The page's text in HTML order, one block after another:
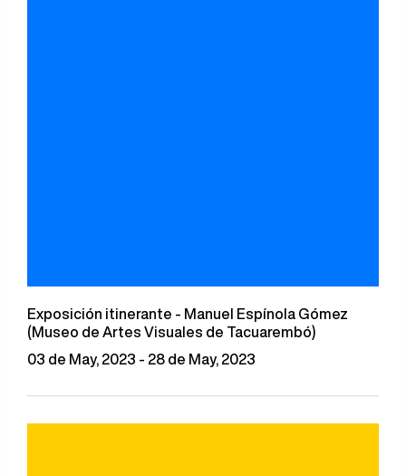
Exposición itinerante - Manuel Espínola Gómez
(Museo de Artes Visuales de Tacuarembó)
03 de May, 2023 - 28 de May, 2023